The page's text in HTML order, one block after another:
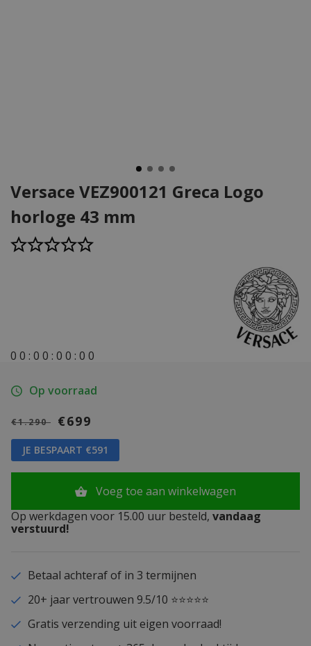
Versace VEZ900121 Greca Logo
horloge 43 mm
0 0 : 0 0 : 0 0 : 0 0
Op voorraad
€1.290 €699
JE BESPAART €591
Voeg toe aan winkelwagen
Op werkdagen voor 15.00 uur besteld, vandaag
verstuurd!
Betaal achteraf of in 3 termijnen
20+ jaar vertrouwen 9.5/10 ⭐⭐⭐⭐⭐
Gratis verzending uit eigen voorraad!